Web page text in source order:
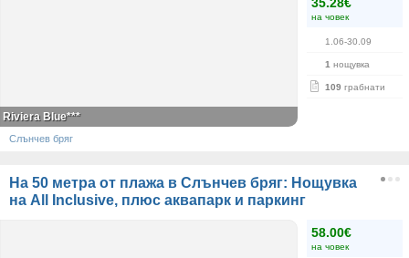
на човек
1.06-30.09
1 нощувка
109 грабнати
Riviera Blue***
Слънчев бряг
На 50 метра от плажа в Слънчев бряг: Нощувка
на All Inclusive, плюс аквапарк и паркинг
58.00€
на човек